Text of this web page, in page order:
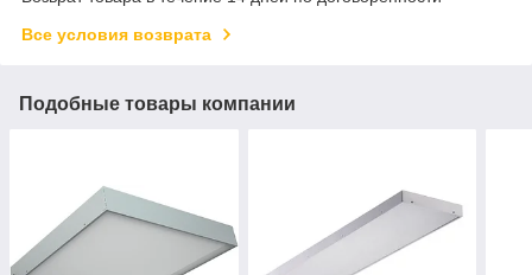
Все условия возврата
Подобные товары компании